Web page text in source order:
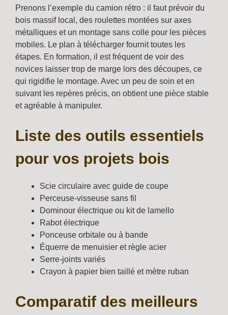
Prenons l’exemple du camion rétro : il faut prévoir du
bois massif local, des roulettes montées sur axes
métalliques et un montage sans colle pour les pièces
mobiles. Le plan à télécharger fournit toutes les
étapes. En formation, il est fréquent de voir des
novices laisser trop de marge lors des découpes, ce
qui rigidifie le montage. Avec un peu de soin et en
suivant les repères précis, on obtient une pièce stable
et agréable à manipuler.
Liste des outils essentiels
pour vos projets bois
Scie circulaire avec guide de coupe
Perceuse-visseuse sans fil
Dominour électrique ou kit de lamello
Rabot électrique
Ponceuse orbitale ou à bande
Équerre de menuisier et règle acier
Serre-joints variés
Crayon à papier bien taillé et mètre ruban
Comparatif des meilleurs